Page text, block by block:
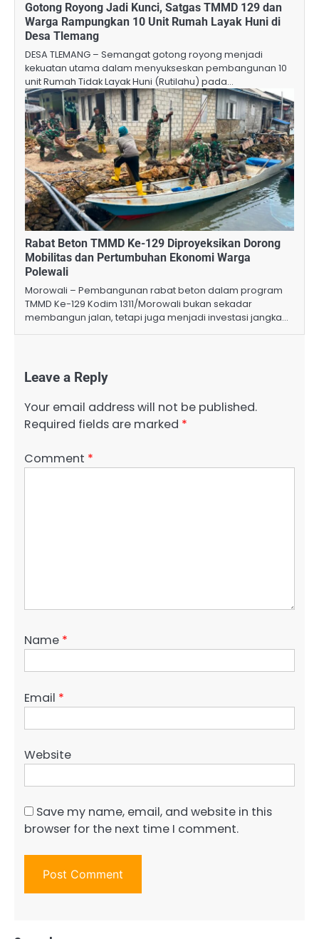
Gotong Royong Jadi Kunci, Satgas TMMD 129 dan
Warga Rampungkan 10 Unit Rumah Layak Huni di
Desa Tlemang
DESA TLEMANG – Semangat gotong royong menjadi
kekuatan utama dalam menyukseskan pembangunan 10
unit Rumah Tidak Layak Huni (Rutilahu) pada…
Rabat Beton TMMD Ke-129 Diproyeksikan Dorong
Mobilitas dan Pertumbuhan Ekonomi Warga
Polewali
Morowali – Pembangunan rabat beton dalam program
TMMD Ke-129 Kodim 1311/Morowali bukan sekadar
membangun jalan, tetapi juga menjadi investasi jangka…
Leave a Reply
Your email address will not be published.
Required fields are marked *
Comment *
Name *
Email *
Website
Save my name, email, and website in this
browser for the next time I comment.